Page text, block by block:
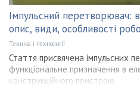
Імпульсний перетворювач:
опис, види, особливості
Техніка і технології
Стаття присвячена імпульсних
функціональне призначення в
конструкційного пристрою,